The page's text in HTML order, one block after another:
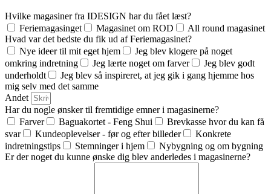
Hvilke magasiner fra IDESIGN har du fået læst?
Feriemagasinget
Magasinet om ROD
All round magasinet
Hvad var det bedste du fik ud af Feriemagasinet?
Nye ideer til mit eget hjem
Jeg blev klogere på noget
omkring indretning
Jeg lærte noget om farver
Jeg blev godt
underholdt
Jeg blev så inspireret, at jeg gik i gang hjemme hos
mig selv med det samme
Andet
Har du nogle ønsker til fremtidige emner i magasinerne?
Farver
Baguakortet - Feng Shui
Brevkasse hvor du kan få
svar
Kundeoplevelser - før og efter billeder
Konkrete
indretningstips
Stemninger i hjem
Nybygning og om bygning
Er der noget du kunne ønske dig blev anderledes i magasinerne?